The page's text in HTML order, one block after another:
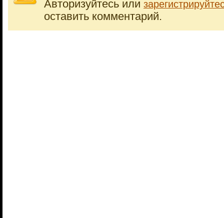
Авторизуйтесь или
оставить комментарий.